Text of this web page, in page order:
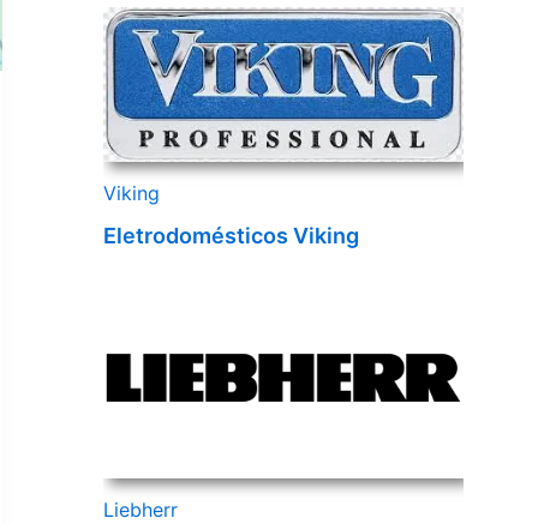
Viking
Eletrodomésticos Viking
Liebherr